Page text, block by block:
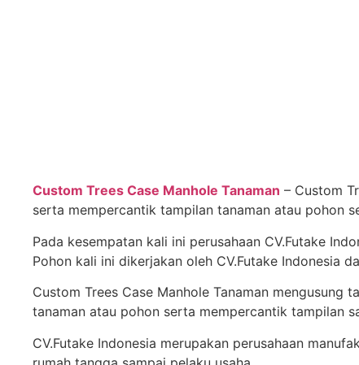
Custom Trees Case Manhole Tanaman – Custom
serta mempercantik tampilan tanaman atau pohon
Pada kesempatan kali ini perusahaan CV.Futake
Pohon kali ini dikerjakan oleh CV.Futake Indonesia
Custom Trees Case Manhole Tanaman
tanaman atau pohon serta mempercantik tampilan
CV.Futake Indonesia merupakan perusahaan